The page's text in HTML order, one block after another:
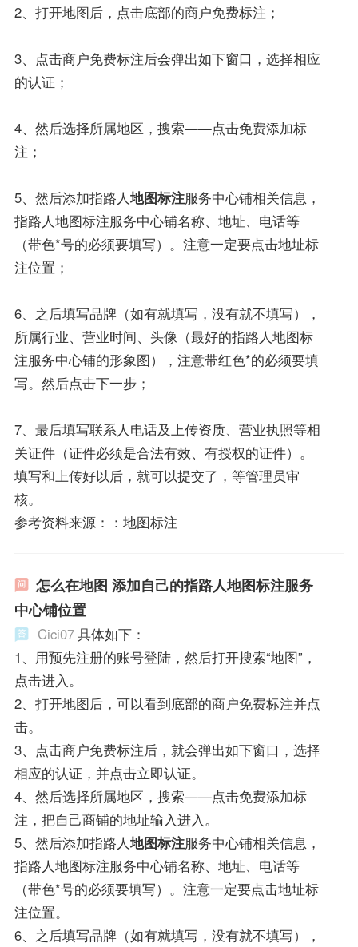
2、打开地图后，点击底部的商户免费标注；
3、点击商户免费标注后会弹出如下窗口，选择相应
的认证；
4、然后选择所属地区，搜索——点击免费添加标
注；
5、然后添加指路人地图标注服务中心铺相关信息，
指路人地图标注服务中心铺名称、地址、电话等
（带色*号的必须要填写）。注意一定要点击地址标
注位置；
6、之后填写品牌（如有就填写，没有就不填写），
所属行业、营业时间、头像（最好的指路人地图标
注服务中心铺的形象图），注意带红色*的必须要填
写。然后点击下一步；
7、最后填写联系人电话及上传资质、营业执照等相
关证件（证件必须是合法有效、有授权的证件）。
填写和上传好以后，就可以提交了，等管理员审
核。
参考资料来源：：地图标注
怎么在地图 添加自己的指路人地图标注服务
中心铺位置
Cici07具体如下：
1、用预先注册的账号登陆，然后打开搜索“地图”，
点击进入。
2、打开地图后，可以看到底部的商户免费标注并点
击。
3、点击商户免费标注后，就会弹出如下窗口，选择
相应的认证，并点击立即认证。
4、然后选择所属地区，搜索——点击免费添加标
注，把自己商铺的地址输入进入。
5、然后添加指路人地图标注服务中心铺相关信息，
指路人地图标注服务中心铺名称、地址、电话等
（带色*号的必须要填写）。注意一定要点击地址标
注位置。
6、之后填写品牌（如有就填写，没有就不填写），